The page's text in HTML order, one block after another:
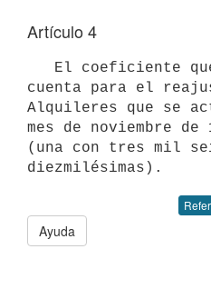
Artículo 4
cuenta para el
Alquileres que se
mes de noviembre de
(una con tres mil
Ayuda